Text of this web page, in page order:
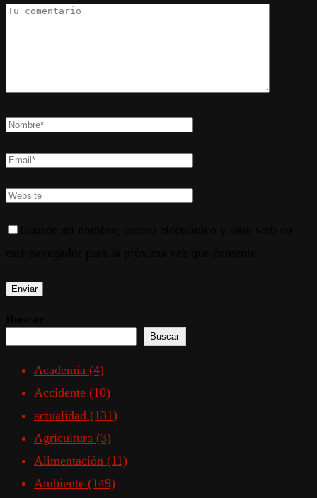
Buscar
Academia (4)
Accidente (10)
actualidad (131)
Agricultura (3)
Alimentación (11)
Ambiente (149)